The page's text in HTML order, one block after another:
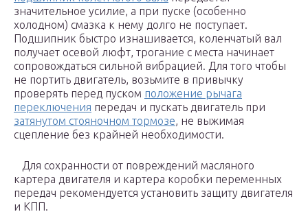
значительное усилие, а при пуске (особенно
холодном) смазка к нему долго не поступает.
Подшипник быстро изнашивается, коленчатый вал
получает осевой люфт, трогание с места начинает
сопровождаться сильной вибрацией. Для того чтобы
не портить двигатель, возьмите в привычку
проверять перед пуском положение рычага
переключения передач и пускать двигатель при
затянутом стояночном тормозе, не выжимая
сцепление без крайней необходимости.
Для сохранности от повреждений масляного
картера двигателя и картера коробки переменных
передач рекомендуется установить защиту двигателя
и КПП.